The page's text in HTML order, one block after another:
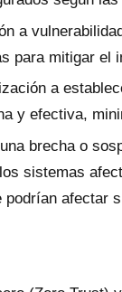
a
para mitigar el
a
y efectiva,
brecha o
sistemas
afectar